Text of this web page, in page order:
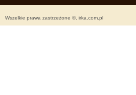
Wszelkie prawa zastrzeżone ©, irka.com.pl